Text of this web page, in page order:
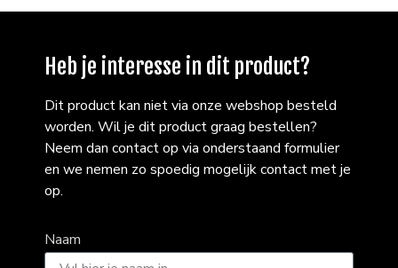
Heb je interesse in dit product?
Dit product kan niet via onze webshop besteld
worden. Wil je dit product graag bestellen?
Neem dan contact op via onderstaand formulier
en we nemen zo spoedig mogelijk contact met je
op.
Naam